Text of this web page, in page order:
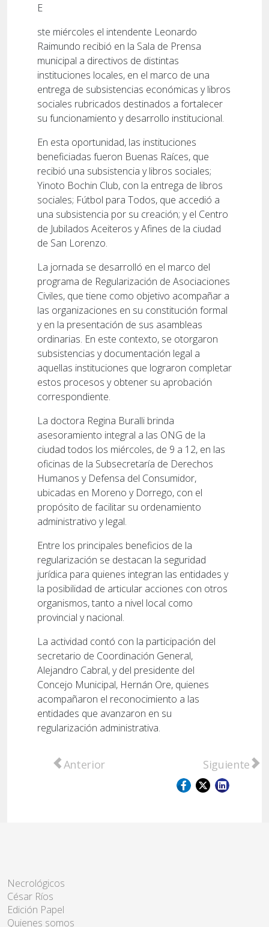
E
ste miércoles el intendente Leonardo
Raimundo recibió en la Sala de Prensa
municipal a directivos de distintas
instituciones locales, en el marco de una
entrega de subsistencias económicas y libros
sociales rubricados destinados a fortalecer
su funcionamiento y desarrollo institucional.
En esta oportunidad, las instituciones
beneficiadas fueron Buenas Raíces, que
recibió una subsistencia y libros sociales;
Yinoto Bochin Club, con la entrega de libros
sociales; Fútbol para Todos, que accedió a
una subsistencia por su creación; y el Centro
de Jubilados Aceiteros y Afines de la ciudad
de San Lorenzo.
La jornada se desarrolló en el marco del
programa de Regularización de Asociaciones
Civiles, que tiene como objetivo acompañar a
las organizaciones en su constitución formal
y en la presentación de sus asambleas
ordinarias. En este contexto, se otorgaron
subsistencias y documentación legal a
aquellas instituciones que lograron completar
estos procesos y obtener su aprobación
correspondiente.
La doctora Regina Buralli brinda
asesoramiento integral a las ONG de la
ciudad todos los miércoles, de 9 a 12, en las
oficinas de la Subsecretaría de Derechos
Humanos y Defensa del Consumidor,
ubicadas en Moreno y Dorrego, con el
propósito de facilitar su ordenamiento
administrativo y legal.
Entre los principales beneficios de la
regularización se destacan la seguridad
jurídica para quienes integran las entidades y
la posibilidad de articular acciones con otros
organismos, tanto a nivel local como
provincial y nacional.
La actividad contó con la participación del
secretario de Coordinación General,
Alejandro Cabral, y del presidente del
Concejo Municipal, Hernán Ore, quienes
acompañaron el reconocimiento a las
entidades que avanzaron en su
regularización administrativa.
Artículo anterior: Seminario en el Polo
Anterior Artículo
Siguiente
Necrológicos
César Ríos
Edición Papel
Quienes somos